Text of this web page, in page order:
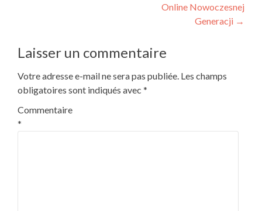
Online Nowoczesnej
Generacji →
Laisser un commentaire
Votre adresse e-mail ne sera pas publiée. Les champs
obligatoires sont indiqués avec *
Commentaire
*